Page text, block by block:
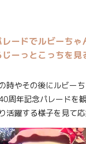
レードでルビーちゃ
じーっとこっちを見
時やその後にルビー
周年記念パレードを
活躍する様子を見て応